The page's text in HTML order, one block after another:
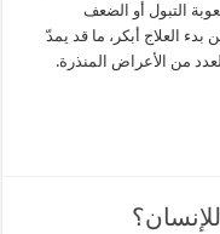
التبول أو الضعف
العلاج أبكر، ما قد يمدّ
من الأعراض المنذرة.